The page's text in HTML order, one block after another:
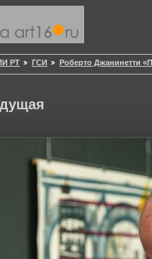
РТ ГСИ Роберто Джанинетти